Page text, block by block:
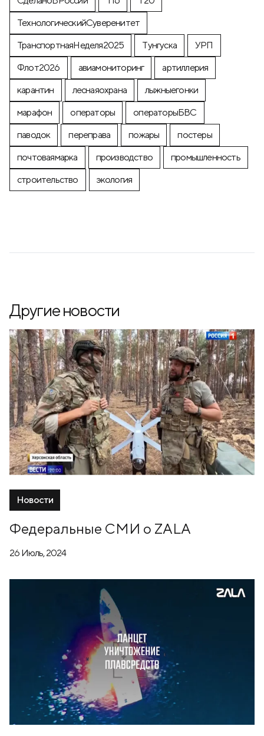
ТехнологическийСуверенитет
ТранспортнаяНеделя2025
Тунгуска
УРП
Флот2026
авиамониторинг
артиллерия
карантин
леснаяохрана
лыжныегонки
марафон
операторы
операторыБВС
паводок
переправа пожары
постеры
почтоваямарка
производство
промышленность
строительство
экология
Другие новости
Новости
Федеральные СМИ о ZALA
26 Июль, 2024